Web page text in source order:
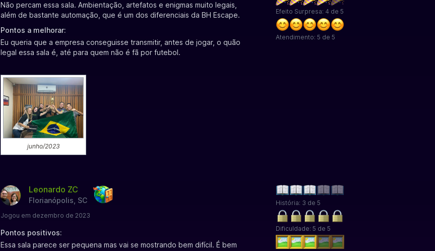
Não percam essa sala. Ambientação, artefatos e enigmas muito legais,
além de bastante automação, que é um dos diferenciais da BH Escape.
Pontos a melhorar:
Eu queria que a empresa conseguisse transmitir, antes de jogar, o quão
legal essa sala é, até para quem não é fã por futebol.
junho/2023
Efeito Surpresa: 4 de 5
Atendimento: 5 de 5
Leonardo ZC
Florianópolis, SC
Jogou em dezembro de 2023
Pontos positivos:
Essa sala parece ser pequena mas vai se mostrando bem difícil. É bem
História: 3 de 5
Dificuldade: 5 de 5